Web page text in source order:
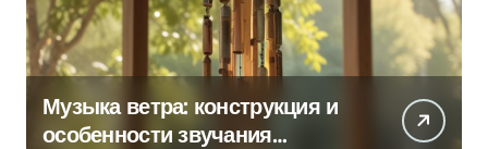
Музыка ветра: конструкция и
особенности звучания